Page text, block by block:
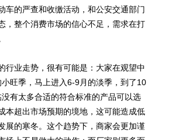
车的严查和收缴活动，和公安交通部门
，整个消费市场的信心不足，需求在打
业走势，很有可能是：大家在观望中
旺季，马上进入6-9月的淡季，到了10
有太多合适的符合标准的产品可以选
本超出市场预期的境地，这可能造成低
展的寒冬。这个趋势下，商家会更加谨